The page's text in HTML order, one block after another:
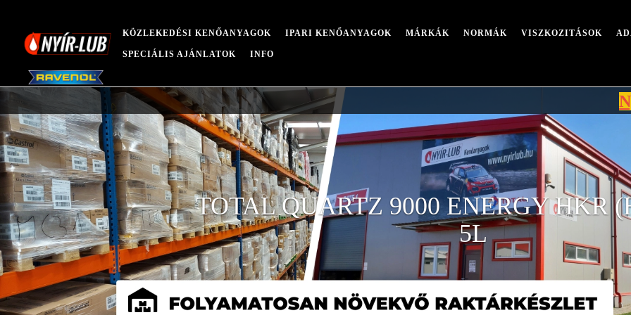
KÖZLEKEDÉSI KENŐANYAGOK IPARI KENŐANYAGOK MÁRKÁK NORMÁK VISZKOZITÁSOK
SPECIÁLIS AJÁNLATOK INFO
Nyári
TOTAL QUARTZ 9000 ENERGY HKR
5L